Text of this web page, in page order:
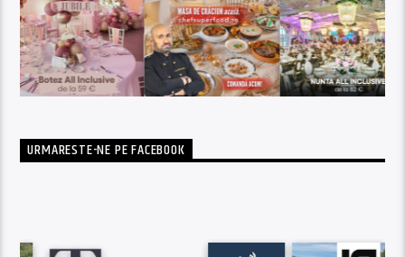
URMARESTE-NE PE FACEBOOK